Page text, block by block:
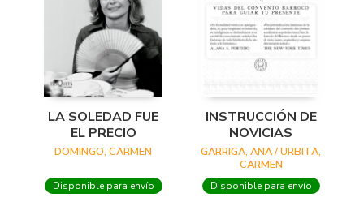
LA SOLEDAD FUE
EL PRECIO
DOMINGO, CARMEN
Disponible para envío
INSTRUCCIÓN DE
NOVICIAS
GARRIGA, ANA / URBITA,
CARMEN
Disponible para envío